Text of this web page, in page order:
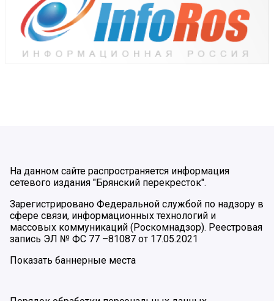
На данном сайте распространяется информация
сетевого издания "Брянский перекресток".
Зарегистрировано Федеральной службой по надзору в
сфере связи, информационных технологий и
массовых коммуникаций (Роскомнадзор). Реестровая
запись ЭЛ № ФС 77 –81087 от 17.05.2021
Показать баннерные места